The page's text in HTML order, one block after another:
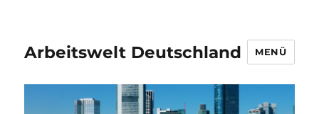
Arbeitswelt Deutschland MENÜ